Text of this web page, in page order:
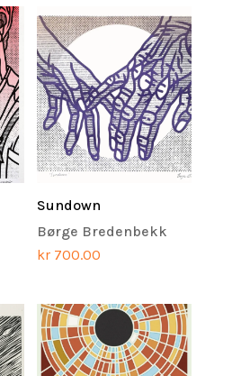
Sundown
Børge Bredenbekk
kr 700.00